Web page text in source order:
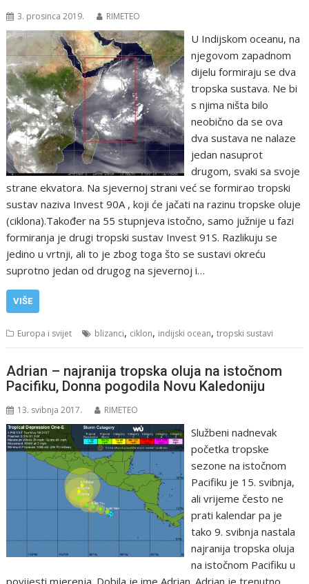
3. prosinca 2019. RIMETEO
U Indijskom oceanu, na
njegovom zapadnom
dijelu formiraju se dva
tropska sustava. Ne bi
s njima ništa bilo
neobično da se ova
dva sustava ne nalaze
jedan nasuprot
drugom, svaki sa svoje
strane ekvatora. Na sjevernoj strani već se formirao tropski
sustav naziva Invest 90A , koji će jačati na razinu tropske oluje
(ciklona).Također na 55 stupnjeva istočno, samo južnije u fazi
formiranja je drugi tropski sustav Invest 91S. Razlikuju se
jedino u vrtnji, ali to je zbog toga što se sustavi okreću
suprotno jedan od drugog na sjevernoj i…
VIŠE
Europa i svijet blizanci, ciklon, indijski ocean,tropski sustavi
Adrian – najranija tropska oluja na istočnom
Pacifiku, Donna pogodila Novu Kaledoniju
13. svibnja 2017. RIMETEO
Službeni nadnevak
početka tropske
sezone na istočnom
Pacifiku je 15. svibnja,
ali vrijeme često ne
prati kalendar pa je
tako 9. svibnja nastala
najranija tropska oluja
na istočnom Pacifiku u